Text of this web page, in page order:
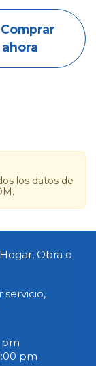
Comprar
ahora
los datos de
Obra o
servicio,
pm
pm